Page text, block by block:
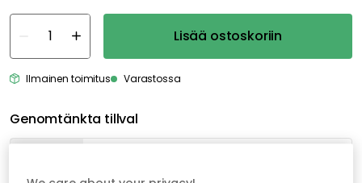
Lisää ostoskoriin
Ilmainen toimitus Varastossa
Genomtänkta tillval